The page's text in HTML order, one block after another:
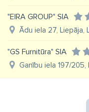
"EIRA GROUP" SIA
Ādu iela 27, Liepāja,
"GS Furnitūra" SIA
Ganību iela 197/205,